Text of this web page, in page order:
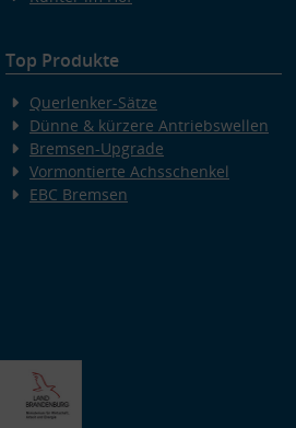
Top Produkte
Querlenker-Sätze
Dünne & kürzere Antriebswellen
Bremsen-Upgrade
Vormontierte Achsschenkel
EBC Bremsen